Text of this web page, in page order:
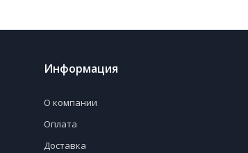
Информация
О компании
Оплата
Доставка